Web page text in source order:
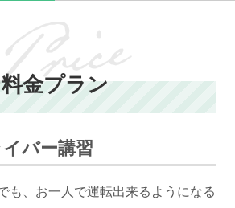
料金プラン
バー講習
も、お一人で運転出来るようになる